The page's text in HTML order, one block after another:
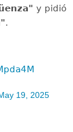
y pidió
.
19, 2025